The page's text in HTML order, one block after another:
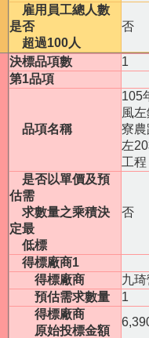
雇用員工總人數
是否
超過100人
否
決標品項數
1
第1品項
品項名稱
105
風
寮
左
工程
是否以單價及預
估需
求數量之乘積決
定最
低標
否
得標廠商1
得標廠商
九琦
預估需求數量
1
得標廠商
原始投標金額